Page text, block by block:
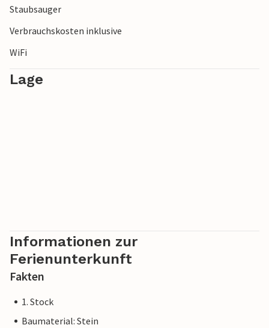
Wohnung.
Staubsauger
Verbrauchskosten inklusive
WiFi
Lage
Informationen zur
Ferienunterkunft
Fakten
1. Stock
Baumaterial: Stein